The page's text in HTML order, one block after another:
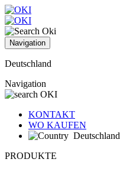
Navigation
Deutschland
Navigation
KONTAKT
WO KAUFEN
Deutschland
PRODUKTE